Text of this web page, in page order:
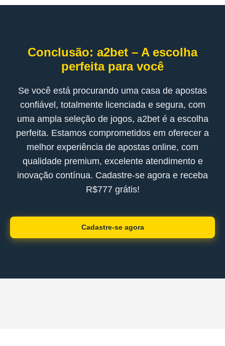
Conclusão: a2bet – A escolha
perfeita para você
Se você está procurando uma casa de apostas
confiável, totalmente licenciada e segura, com
uma ampla seleção de jogos, a2bet é a escolha
perfeita. Estamos comprometidos em oferecer a
melhor experiência de apostas online, com
qualidade premium, excelente atendimento e
inovação contínua. Cadastre-se agora e receba
R$777 grátis!
Cadastre-se agora